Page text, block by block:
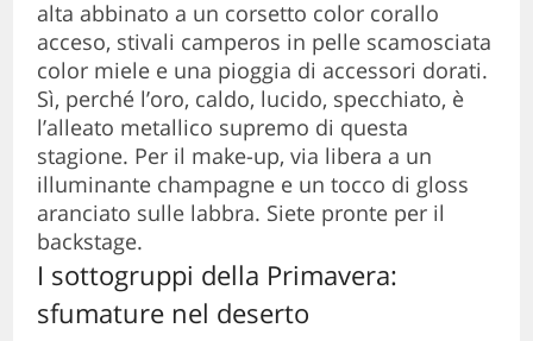
alta abbinato a un corsetto color corallo
acceso, stivali camperos in pelle scamosciata
color miele e una pioggia di accessori dorati.
Sì, perché l’oro, caldo, lucido, specchiato, è
l’alleato metallico supremo di questa
stagione. Per il make-up, via libera a un
illuminante champagne e un tocco di gloss
aranciato sulle labbra. Siete pronte per il
backstage.
I sottogruppi della Primavera:
sfumature nel deserto